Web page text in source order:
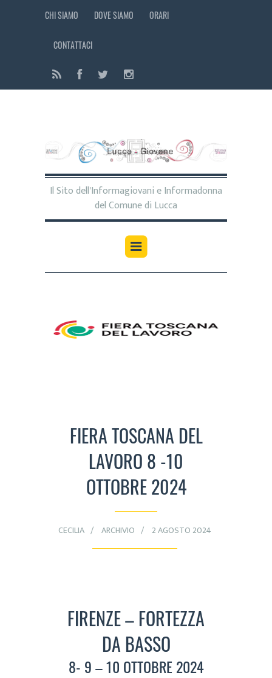
CHI SIAMO DOVE SIAMO ORARI
CONTATTACI
Il Sito dell'Informagiovani e Informadonna
del Comune di Lucca
FIERA TOSCANA DEL
LAVORO 8 -10
OTTOBRE 2024
CECILIA ARCHIVIO 2 AGOSTO 2024
FIRENZE – FORTEZZA
DA BASSO
8- 9 – 10 OTTOBRE 2024